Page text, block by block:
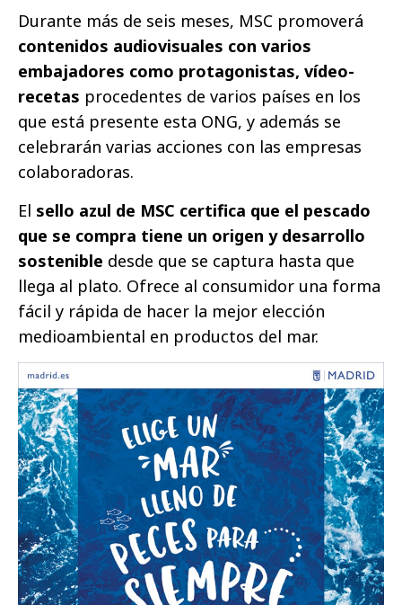
Durante más de seis meses, MSC promoverá
contenidos audiovisuales con varios
embajadores como protagonistas, vídeo-
recetas procedentes de varios países en los
que está presente esta ONG, y además se
celebrarán varias acciones con las empresas
colaboradoras.
El sello azul de MSC certifica que el pescado
que se compra tiene un origen y desarrollo
sostenible desde que se captura hasta que
llega al plato. Ofrece al consumidor una forma
fácil y rápida de hacer la mejor elección
medioambiental en productos del mar.